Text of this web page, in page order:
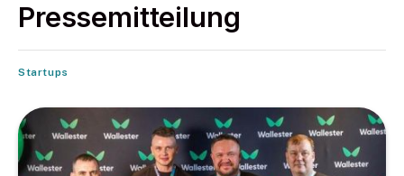
Pressemitteilung
Startups